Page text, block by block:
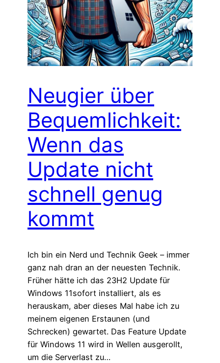
Neugier über
Bequemlichkeit:
Wenn das
Update nicht
schnell genug
kommt
Ich bin ein Nerd und Technik Geek – immer
ganz nah dran an der neuesten Technik.
Früher hätte ich das 23H2 Update für
Windows 11sofort installiert, als es
herauskam, aber dieses Mal habe ich zu
meinem eigenen Erstaunen (und
Schrecken) gewartet. Das Feature Update
für Windows 11 wird in Wellen ausgerollt,
um die Serverlast zu…